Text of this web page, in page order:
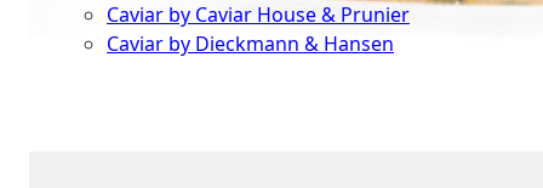
Caviar by Caviar House & Prunier
Caviar by Dieckmann & Hansen